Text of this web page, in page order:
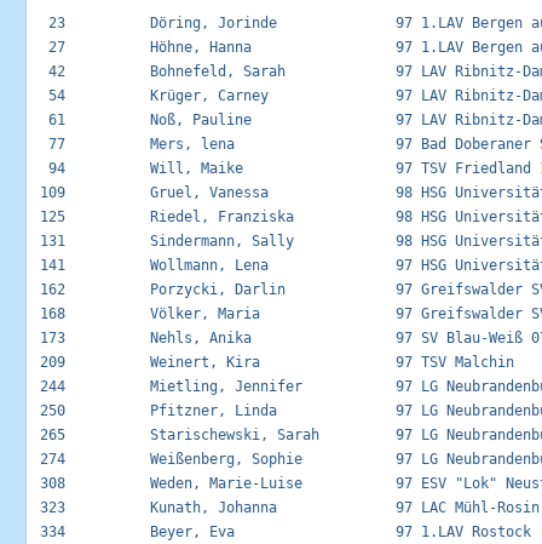
23          Döring, Jorinde              97 1.LAV
27          Höhne, Hanna                 97 1.LAV
42          Bohnefeld, Sarah             97 LAV
54          Krüger, Carney               97 LAV
61          Noß, Pauline                 97 LAV
77          Mers, lena                   97 Bad
94          Will, Maike                  97 TSV
109          Gruel, Vanessa               98 HSG
125          Riedel, Franziska            98 HSG
131          Sindermann, Sally            98 HSG
141          Wollmann, Lena               97 HSG
162          Porzycki, Darlin             97
168          Völker, Maria                97
173          Nehls, Anika                 97 SV Blau-
209          Weinert, Kira                97
244          Mietling, Jennifer           97 LG
250          Pfitzner, Linda              97 LG
265          Starischewski, Sarah         97 LG
274          Weißenberg, Sophie           97 LG
308          Weden, Marie-Luise           97 ESV
323          Kunath, Johanna              97
334          Beyer, Eva                   97